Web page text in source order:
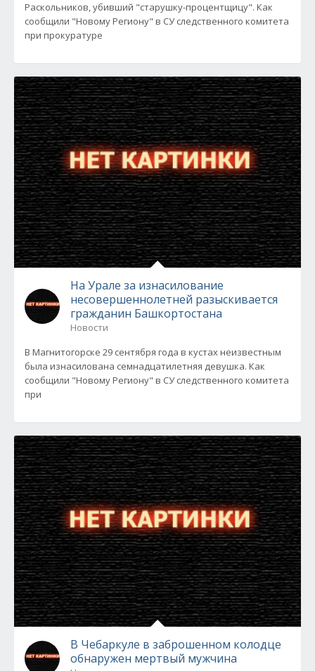
Раскольников, убивший "старушку-процентщицу". Как
сообщили "Новому Региону" в СУ следственного комитета
при прокуратуре
На Урале за изнасилование
несовершеннолетней разыскивается
гражданин Башкортостана
Новости
В Магнитогорске 29 сентября года в кустах неизвестным
была изнасилована семнадцатилетняя девушка. Как
сообщили "Новому Региону" в СУ следственного комитета
при
В Чебаркуле в заброшенном колодце
обнаружен мертвый мужчина